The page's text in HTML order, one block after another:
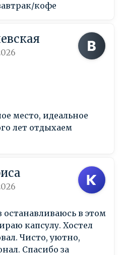
кофе
место, идеальное
лет отдыхаем
в этом
капсулу. Хостел
Чисто, уютно,
Спасибо за